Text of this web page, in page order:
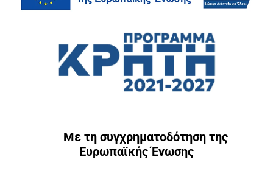
Με τη συγχρηματοδότηση της
Ευρωπαϊκής Ένωσης